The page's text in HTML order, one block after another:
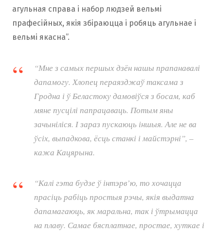
агульная справа і набор людзей вельмі
прафесійных, якія збіраюцца і робяць агульнае і
вельмі якасна”.
“Мне з самых першых дзён нашы прапанавалі
дапамогу. Хлопец пераязджаў таксама з
Гродна і ў Беластоку дамовіўся з босам, каб
мяне пусцілі папрацаваць. Потым яны
зачыніліся. І зараз пускаюць іншыя. Але не ва
ўсіх, выпадкова, ёсць станкі і майстэрні”, –
кажа Кацярына.
“Калі гэта будзе ў інтэрв’ю, то хочацца
прасіць рабіць простыя рэчы, якія выдатна
дапамагаюць, як маральна, так і ўтрымацца
на плаву. Самае бясплатнае, простае, хуткае і